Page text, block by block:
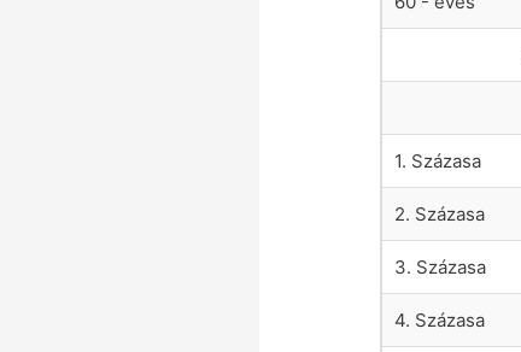
1. Százasa
2. Százasa
3. Százasa
4. Százasa